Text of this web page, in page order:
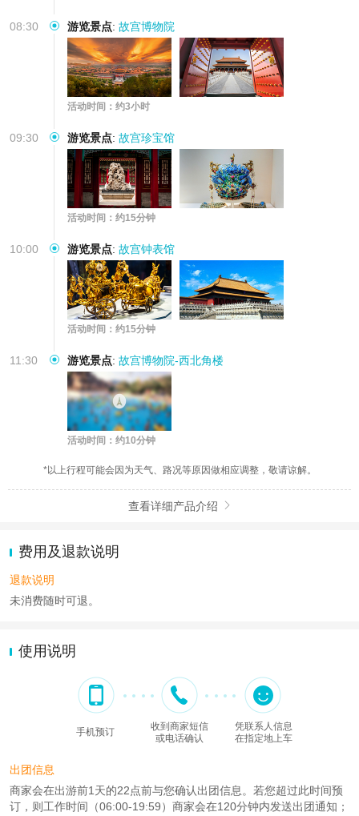
08:30 游览景点: 故宫博物院
活动时间：约3小时
09:30 游览景点: 故宫珍宝馆
活动时间：约15分钟
10:00 游览景点: 故宫钟表馆
活动时间：约15分钟
11:30 游览景点: 故宫博物院-西北角楼
活动时间：约10分钟
*以上行程可能会因为天气、路况等原因做相应调整，敬请谅解。
查看详细产品介绍 
费用及退款说明
退款说明
未消费随时可退。
使用说明
手机预订
收到商家短信
或电话确认
凭联系人信息
在指定地上车
出团信息
商家会在出游前1天的22点前与您确认出团信息。若您超过此时间预
订，则工作时间（06:00-19:59）商家会在120分钟内发送出团通知；